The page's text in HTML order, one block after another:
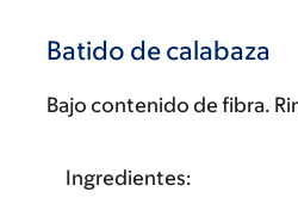
Batido de calabaza
Bajo contenido de fibra.
Ingredientes: